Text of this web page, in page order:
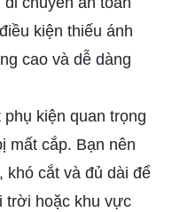
kiện thiếu ánh
cao và dễ dàng
phụ kiện quan trọng
mất cắp. Bạn nên
khó cắt và đủ dài để
trời hoặc khu vực